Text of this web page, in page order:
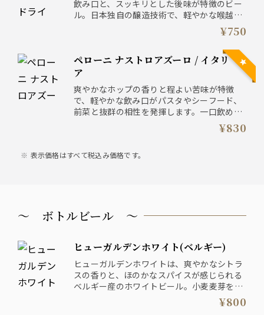
飲み口と、スッキリとした後味が特徴のビー
ル。日本独自の醸造技術で、軽やかな喉越し
と深いコクが絶妙に調和しています。食事と
の相性も抜群で、特に和食や軽食との組み合
わせが楽しめます。シンプルながら、どんな
シーンでも活躍する一杯です。
¥750
ペローニ ナストロアズーロ / イタリ
ア
爽やかなホップの香りと程よい苦味が特徴
で、軽やかな飲み口がパスタやシーフード、
前菜と抜群の相性を発揮します。一口飲め
ば、イタリアの陽気な空気と地中海の爽やか
な風を感じるような味わい。ドラフトならで
届けします。
¥830
表示価格はすべて税込み価格です。
～ ボトルビール ～
ヒューガルデンホワイト(ベルギー)
ヒューガルデンホワイトは、爽やかなシトラ
スの香りと、ほのかなスパイスが感じられる
ベルギー産のホワイトビール。小麦麦芽を使
用し、軽やかでフルーティーな味わいが特徴
で、滑らかな口当たりが心地よい一杯です。
¥800